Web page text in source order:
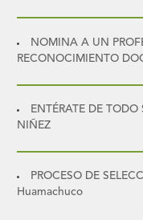
NOMINA A UN
RECONOCIMIENTO
ENTÉRATE DE TODO
NIÑEZ
PROCESO DE
Huamachuco